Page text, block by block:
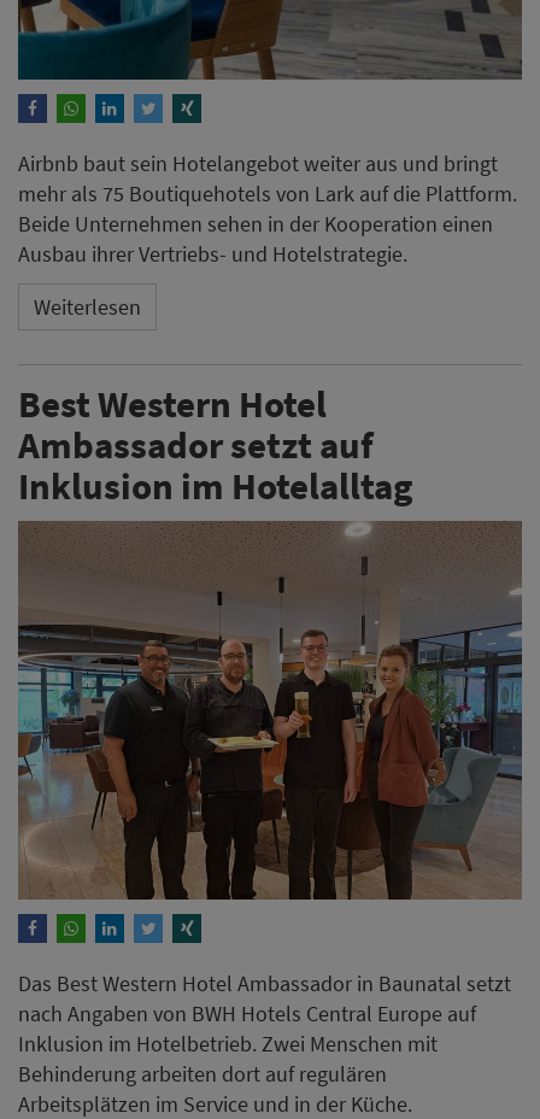
Airbnb baut sein Hotelangebot weiter aus und bringt
mehr als 75 Boutiquehotels von Lark auf die Plattform.
Beide Unternehmen sehen in der Kooperation einen
Ausbau ihrer Vertriebs- und Hotelstrategie.
Weiterlesen
Best Western Hotel
Ambassador setzt auf
Inklusion im Hotelalltag
Das Best Western Hotel Ambassador in Baunatal setzt
nach Angaben von BWH Hotels Central Europe auf
Inklusion im Hotelbetrieb. Zwei Menschen mit
Behinderung arbeiten dort auf regulären
Arbeitsplätzen im Service und in der Küche.